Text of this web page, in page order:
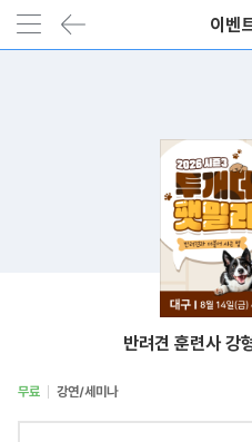
이벤
반려견 훈련사 강
무료 강연/세미나